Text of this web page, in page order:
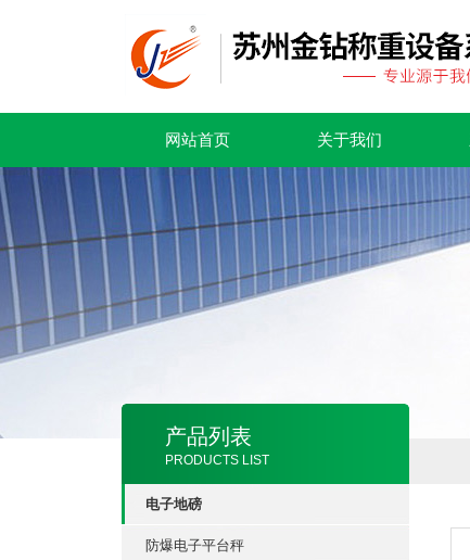
网站首页 关于我们
产品列表
PRODUCTS LIST
电子地磅
防爆电子平台秤